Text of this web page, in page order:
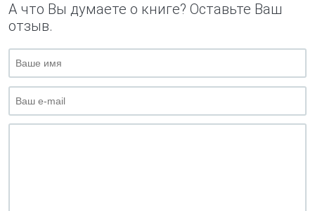
А что Вы думаете о книге? Оставьте Ваш
отзыв.